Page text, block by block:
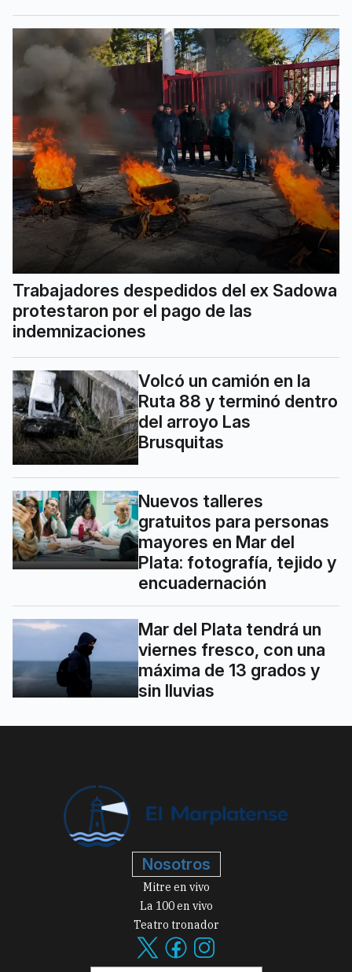
Trabajadores despedidos del ex Sadowa
protestaron por el pago de las
indemnizaciones
Volcó un camión en la
Ruta 88 y terminó dentro
del arroyo Las
Brusquitas
Nuevos talleres
gratuitos para personas
mayores en Mar del
Plata: fotografía, tejido y
encuadernación
Mar del Plata tendrá un
viernes fresco, con una
máxima de 13 grados y
sin lluvias
Nosotros
Mitre en vivo
La 100 en vivo
Teatro tronador